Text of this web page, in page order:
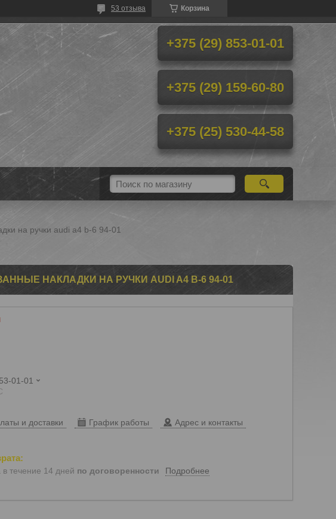
Корзина
53 отзыва
+375 (29) 853-01-01
+375 (29) 159-60-80
+375 (25) 530-44-58
на ручки audi a4 b-6 94-01
НАКЛАДКИ НА РУЧКИ AUDI A4 B-6 94-01
01-01
и доставки График работы Адрес и контакты
в течение 14 дней по договоренности Подробнее